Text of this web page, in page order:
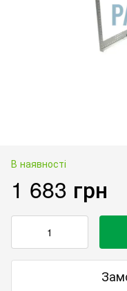
В наявності
1 683 грн